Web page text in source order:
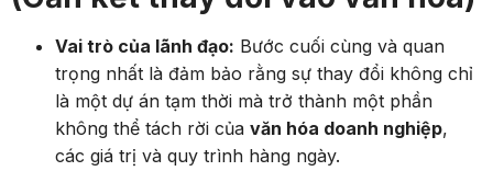
Vai trò của lãnh đạo: Bước cuối cùng và quan
trọng nhất là đảm bảo rằng sự thay đổi không chỉ
là một dự án tạm thời mà trở thành một phần
không thể tách rời của văn hóa doanh nghiệp,
các giá trị và quy trình hàng ngày.